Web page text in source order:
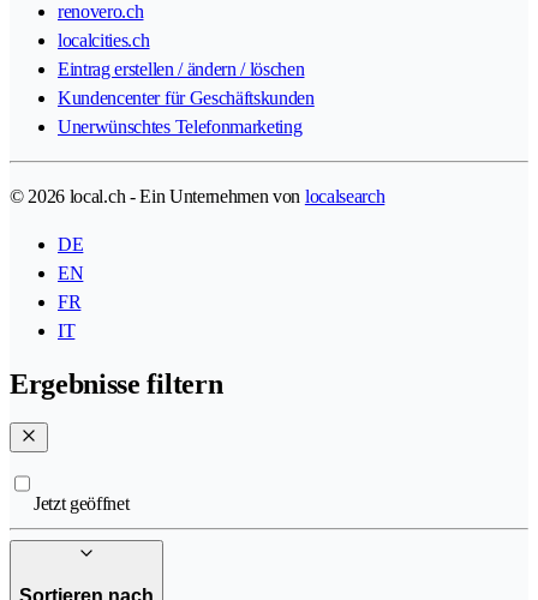
renovero.ch
localcities.ch
Eintrag erstellen / ändern / löschen
Kundencenter für Geschäftskunden
Unerwünschtes Telefonmarketing
© 2026 local.ch - Ein Unternehmen von localsearch
DE
EN
FR
IT
Ergebnisse filtern
Jetzt geöffnet
Sortieren nach